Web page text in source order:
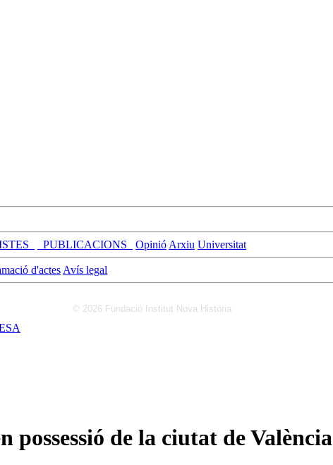
_PUBLICACIONS_ Opinió Arxiu Universitat
d'actes Avís legal
© 2026 Fundació Institut Nova Història
de la ciutat de València